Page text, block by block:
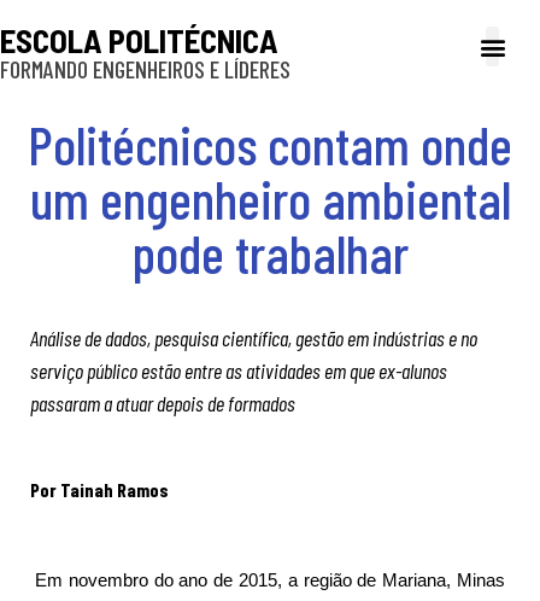
ESCOLA POLITÉCNICA
FORMANDO ENGENHEIROS E LÍDERES
Politécnicos contam onde
um engenheiro ambiental
pode trabalhar
Análise de dados, pesquisa científica, gestão em indústrias e no
serviço público estão entre as atividades em que ex-alunos
passaram a atuar depois de formados
Por Tainah Ramos
Em novembro do ano de 2015, a região de Mariana, Minas